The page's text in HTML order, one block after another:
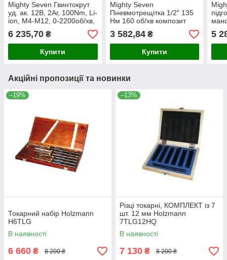
Mighty Seven Гвинтокрут
уд. ак. 12В, 2Aг, 100Nm, Li-
ion, М4-М12, 0-2200об/хв,
1/4", 1кг
6 235,70 ₴
Купити
Mighty Seven
Пневмотрещітка 1/2" 135
Нм 160 об/хв композит
3 582,84₴
Купити
5
Акційні пропозиції та новинки
–19%
Токарний набір Holzmann
H6TLG
В наявності
6 660 ₴ 8 200 ₴
–13%
Різці токарні, КОМПЛЕКТ із 7
шт. 12 мм Holzmann
7TLG12HQ
В наявності
7 130 ₴ 8 200 ₴